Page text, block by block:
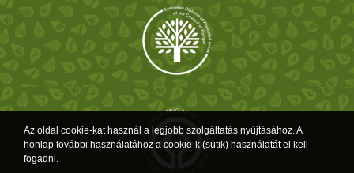
Az oldal cookie-kat használ a legjobb szolgáltatás nyújtásához. A
honlap további használatához a cookie-k (sütik) használatát el kell
fogadni.